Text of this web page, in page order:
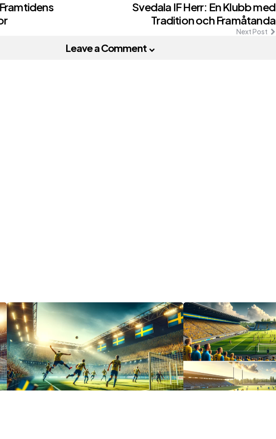
Svedala IF Herr: En Klubb med
Tradition och Framåtanda
Next Post
Leave a Comment